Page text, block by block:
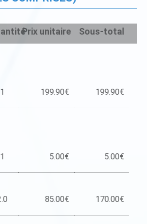
Prix unitaire Sous-total
1 199.90€ 199.90€
1 5.00€ 5.00€
85.00€ 170.00€